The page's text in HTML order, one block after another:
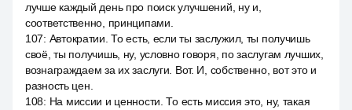
лучше каждый день про поиск улучшений, ну и,
соответственно, принципами.
107: Автократии. То есть, если ты заслужил, ты получишь
своё, ты получишь, ну, условно говоря, по заслугам лучших,
вознаграждаем за их заслуги. Вот. И, собственно, вот это и
разность цен.
108: На миссии и ценности. То есть миссия это, ну, такая